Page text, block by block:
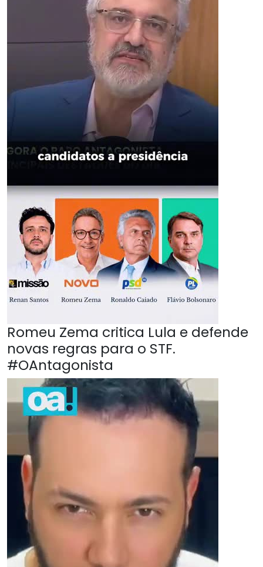
Romeu Zema critica Lula e defende
novas regras para o STF.
#OAntagonista